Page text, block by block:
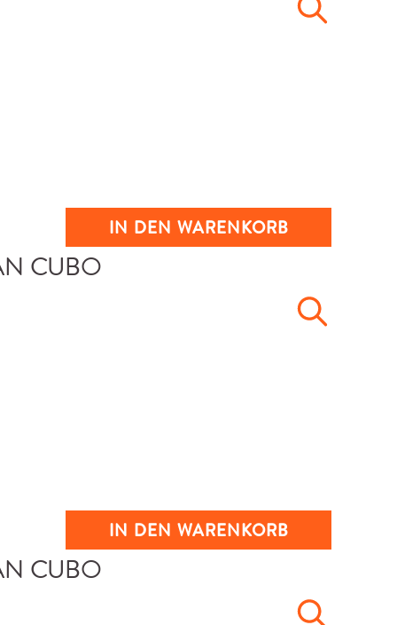
IN DEN WARENKORB
IN DEN WARENKORB